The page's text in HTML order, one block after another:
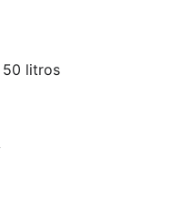
50 litros